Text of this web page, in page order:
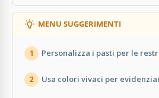
MENU SUGGERIMENTI
1 Personalizza i pasti per le
2 Usa colori vivaci per